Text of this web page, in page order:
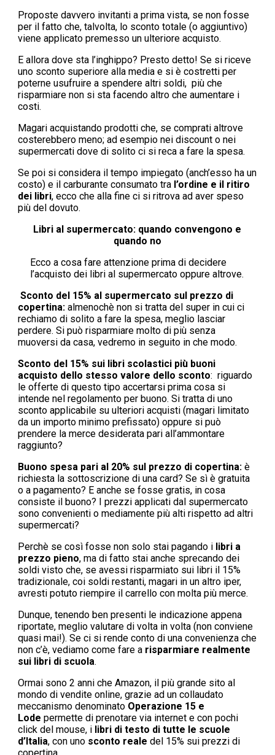
Proposte davvero invitanti a prima vista, se non fosse
per il fatto che, talvolta, lo sconto totale (o aggiuntivo)
viene applicato premesso un ulteriore acquisto.
E allora dove sta l’inghippo? Presto detto! Se si riceve
uno sconto superiore alla media e si è costretti per
poterne usufruire a spendere altri soldi, più che
risparmiare non si sta facendo altro che aumentare i
costi.
Magari acquistando prodotti che, se comprati altrove
costerebbero meno; ad esempio nei discount o nei
supermercati dove di solito ci si reca a fare la spesa.
Se poi si considera il tempo impiegato (anch’esso ha un
costo) e il carburante consumato tra l’ordine e il ritiro
dei libri, ecco che alla fine ci si ritrova ad aver speso
più del dovuto.
Libri al supermercato: quando convengono e
quando no
Ecco a cosa fare attenzione prima di decidere
l’acquisto dei libri al supermercato oppure altrove.
Sconto del 15% al supermercato sul prezzo di
copertina:almenochè non si tratta del super in cui ci
rechiamo di solito a fare la spesa, meglio lasciar
perdere. Si può risparmiare molto di più senza
muoversi da casa, vedremo in seguito in che modo.
Sconto del 15% sui libri scolastici più buoni
acquisto dello stesso valore dello sconto: riguardo
le offerte di questo tipo accertarsi prima cosa si
intende nel regolamento per buono. Si tratta di uno
sconto applicabile su ulteriori acquisti (magari limitato
da un importo minimo prefissato) oppure si può
prendere la merce desiderata pari all’ammontare
raggiunto?
Buono spesa pari al 20% sul prezzo di copertina:è
richiesta la sottoscrizione di una card? Se sì è gratuita
o a pagamento? E anche se fosse gratis, in cosa
consiste il buono? I prezzi applicati dal supermercato
sono convenienti o mediamente più alti rispetto ad altri
supermercati?
Perchè se così fosse non solo stai pagando i libri a
prezzo pieno, ma di fatto stai anche sprecando dei
soldi visto che, se avessi risparmiato sui libri il 15%
tradizionale, coi soldi restanti, magari in un altro iper,
avresti potuto riempire il carrello con molta più merce.
Dunque, tenendo ben presenti le indicazione appena
riportate, meglio valutare di volta in volta (non conviene
quasi mai!). Se ci si rende conto di una convenienza che
non c’è, vediamo come fare a risparmiare realmente
sui libri di scuola.
Ormai sono 2 anni che Amazon, il più grande sito al
mondo di vendite online, grazie ad un collaudato
meccanismo denominato Operazione 15 e
Lode permette di prenotare via internet e con pochi
click del mouse, i libri di testo di tutte le scuole
d’Italia, con uno sconto reale del 15% sui prezzi di